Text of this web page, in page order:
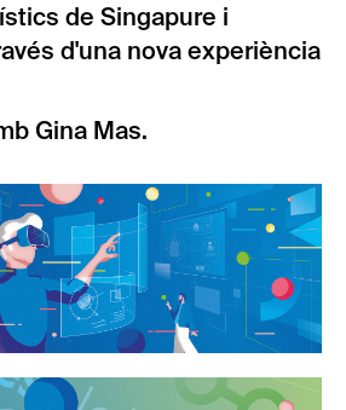
de Singapure i
d'una nova experiència
Gina Mas.